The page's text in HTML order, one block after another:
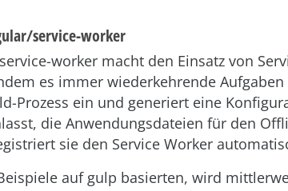
service-worker
worker macht den Einsatz von
es immer wiederkehrende
Prozess ein und generiert eine
die Anwendungsdateien für den
sie den Service Worker
auf gulp basierten, wird